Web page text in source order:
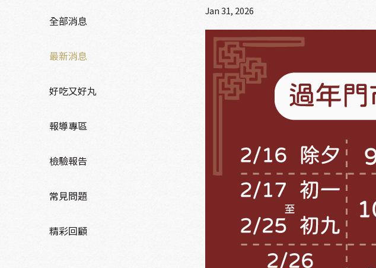
全部消息
最新消息
好吃又好丸
報導專區
檢驗報告
常見問題
精彩回顧
Jan 31, 2026